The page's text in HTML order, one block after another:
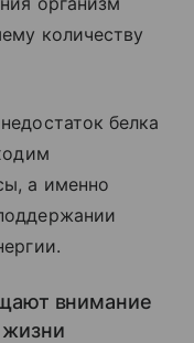
количеству
белка
а именно
внимание